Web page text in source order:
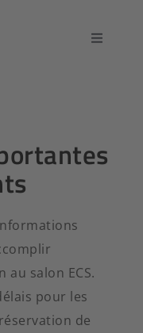
Basculer
salon ECS.
pour les
de